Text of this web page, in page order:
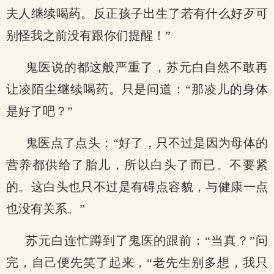
夫人继续喝药。反正孩子出生了若有什么好歹可
别怪我之前没有跟你们提醒！”
鬼医说的都这般严重了，苏元白自然不敢再
让凌陌尘继续喝药。只是问道：“那凌儿的身体
是好了吧？”
鬼医点了点头：“好了，只不过是因为母体的
营养都供给了胎儿，所以白头了而已。不要紧
的。这白头也只不过是有碍点容貌，与健康一点
也没有关系。”
苏元白连忙蹲到了鬼医的跟前：“当真？”问
完，自己便先笑了起来，“老先生别多想，我只